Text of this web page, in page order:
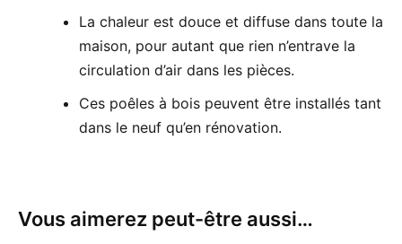
La chaleur est douce et diffuse dans toute la
maison, pour autant que rien n’entrave la
circulation d’air dans les pièces.
Ces poêles à bois peuvent être installés tant
dans le neuf qu’en rénovation.
Vous aimerez peut-être aussi…